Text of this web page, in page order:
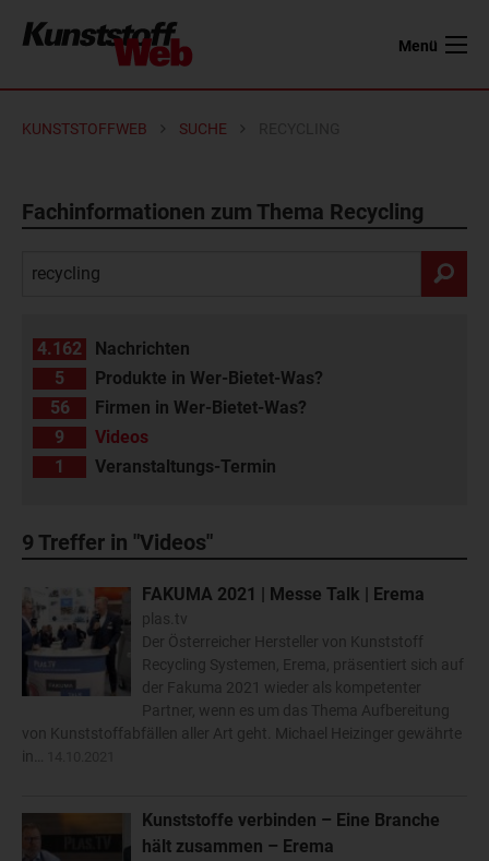
Menü
KUNSTSTOFFWEB SUCHE
Fachinformationen zum Thema Recycling
4.162
Nachrichten
5
Produkte in Wer-Bietet-Was?
56
Firmen in Wer-Bietet-Was?
9
Videos
1
Veranstaltungs-Termin
9 Treffer in "Videos"
FAKUMA 2021 | Messe Talk | Erema
plas.tv
Der Österreicher Hersteller von Kunststoff
Recycling Systemen, Erema, präsentiert sich auf
der Fakuma 2021 wieder als kompetenter
Partner, wenn es um das Thema Aufbereitung
von Kunststoffabfällen aller Art geht. Michael Heizinger gewährte
in…
Kunststoffe verbinden – Eine Branche
hält zusammen – Erema